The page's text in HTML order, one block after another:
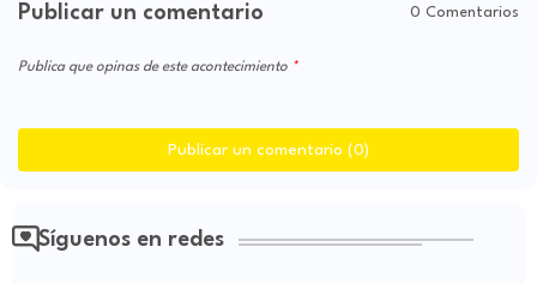
Publicar un comentario 0 Comentarios
Publica que opinas de este acontecimiento
Publicar un comentario (0)
Síguenos en redes